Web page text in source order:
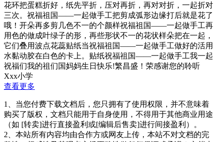
花环把蛋糕折好，纸先平折，压对再折，再对对折，一起折对
三次。祝福祖国——一起做手工把剪成弧形边缘打后就是花了
哦！开朵再多剪几色不一的个颜样祝福祖国——一起做手工再
用色的做成叶绿子的形，再些形状不一的花状样朵把在一起，
它们叠用波点花蕊贴纸当祝福祖国——一起做手工做好的活用
水黏动胶在白色的卡上。贴纸祝福祖国——一起做手工我一起
祝福们我的祖们国妈妈生日快乐!繁昌盛！荣感谢您的聆听
Xxx小学
查看更多
1、当您付费下载文档后，您只拥有了使用权限，并不意味着
购买了版权，文档只能用于自身使用，不得用于其他商业用途
（如 [转卖]进行直接盈利或[编辑后售卖]进行间接盈利）。
2、本站所有内容均由合作方或网友上传，本站不对文档的完